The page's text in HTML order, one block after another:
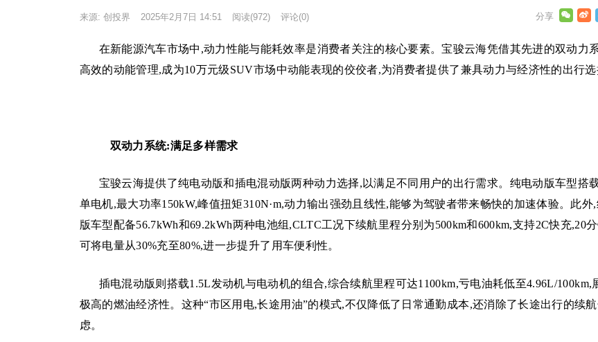
来源: 创投界 2025年2月7日 14:51 阅读(972) 评论(0)
在新能源汽车市场中,动力性能与能耗效率是消费者关注的核心要素。宝骏云海凭借其先进的双动力
高效的动能管理,成为10万元级SUV市场中动能表现的佼佼者,为消费者提供了兼具动力与经济性的出行选
双动力系统:满足多样需求
宝骏云海提供了纯电动版和插电混动版两种动力选择,以满足不同用户的出行需求。纯电动版车型搭
单电机,最大功率150kW,峰值扭矩310N·m,动力输出强劲且线性,能够为驾驶者带来畅快的加速体验。此外
版车型配备56.7kWh和69.2kWh两种电池组,CLTC工况下续航里程分别为500km和600km,支持2C快充,20
可将电量从30%充至80%,进一步提升了用车便利性。
插电混动版则搭载1.5L发动机与电动机的组合,综合续航里程可达1100km,亏电油耗低至4.96L/100km,
极高的燃油经济性。这种“市区用电,长途用油”的模式,不仅降低了日常通勤成本,还消除了长途出行的续
虑。